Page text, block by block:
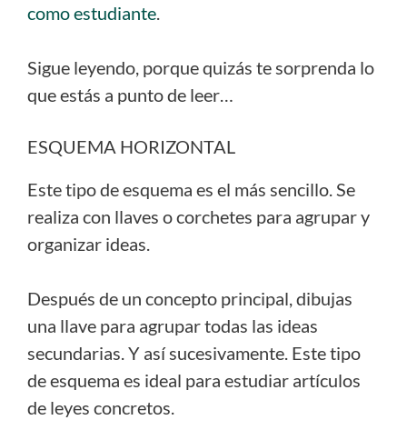
como estudiante
Sigue leyendo, porque quizás te sorprenda lo
que estás a punto de leer…
ESQUEMA HORIZONTAL
Este tipo de esquema es el más sencillo. Se
realiza con llaves o corchetes para agrupar y
organizar ideas.
Después de un concepto principal, dibujas
una llave para agrupar todas las ideas
secundarias. Y así sucesivamente. Este tipo
de esquema es ideal para estudiar artículos
de leyes concretos.